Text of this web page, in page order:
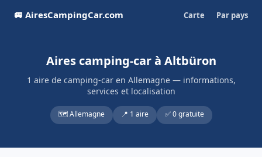
🚐 AiresCampingCar.com Carte Par pays
Aires camping-car à Altbüron
1 aire de camping-car en Allemagne — informations,
services et localisation
🗺️ Allemagne 📍 1 aire ✅ 0 gratuite